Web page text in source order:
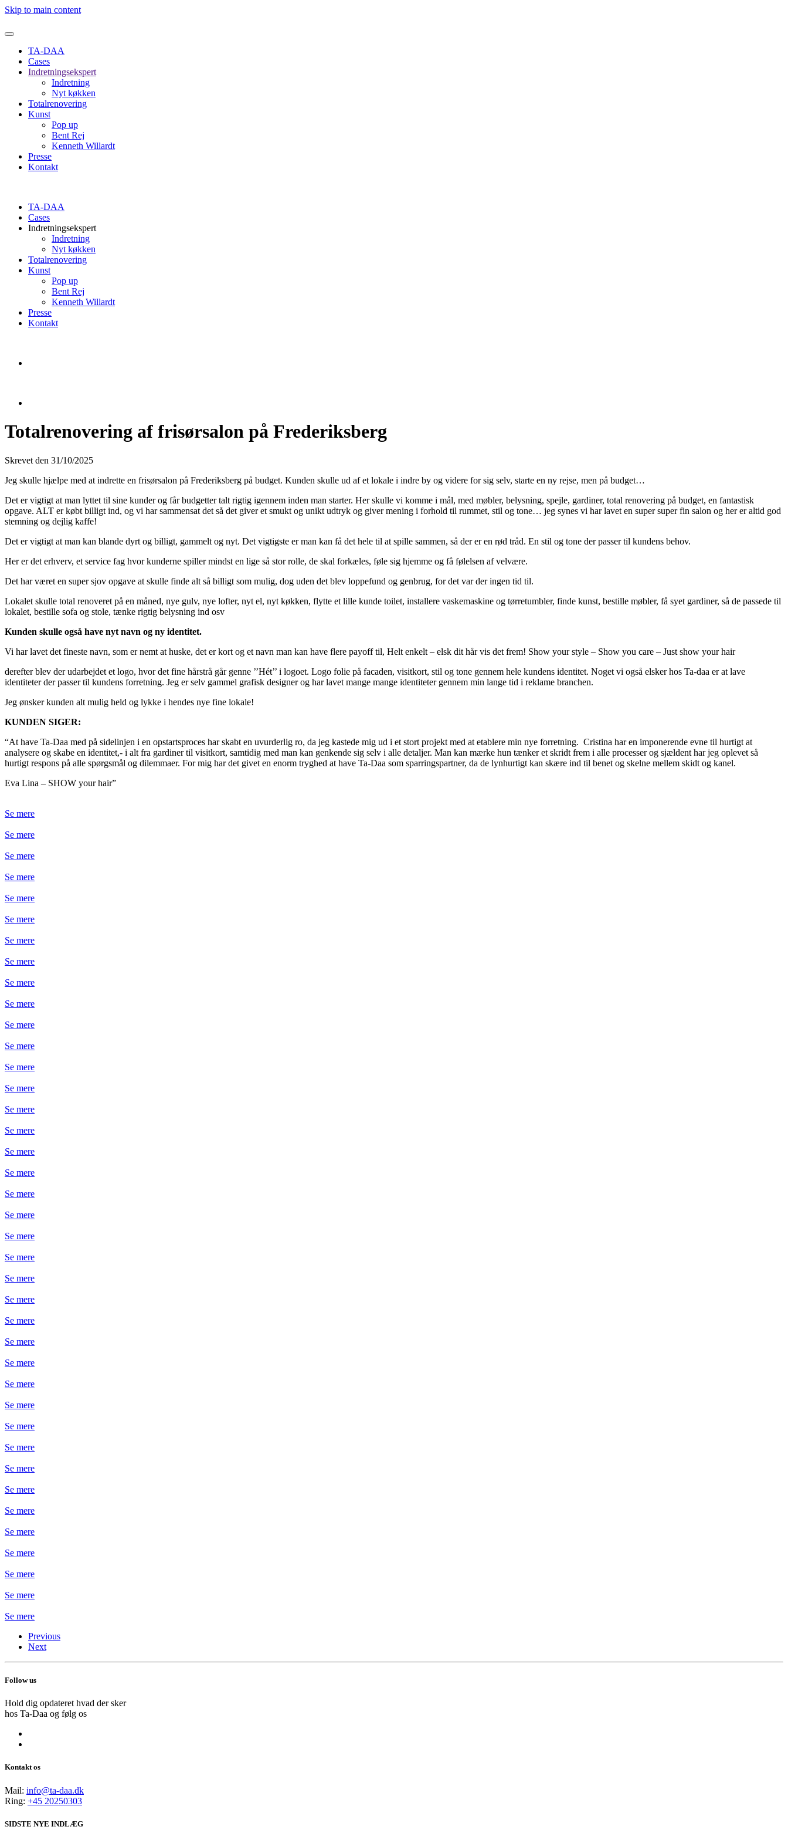
Skip to main content
TA-DAA
Cases
Indretningsekspert
Indretning
Nyt køkken
Totalrenovering
Kunst
Pop up
Bent Rej
Kenneth Willardt
Presse
Kontakt
TA-DAA
Cases
Indretningsekspert
Indretning
Nyt køkken
Totalrenovering
Kunst
Pop up
Bent Rej
Kenneth Willardt
Presse
Kontakt
Totalrenovering af frisørsalon på Frederiksberg
Skrevet den 31/10/2025
Jeg skulle hjælpe med at indrette en frisørsalon på Frederiksberg på budget. Kunden skulle ud af et lokale i indre by og videre for sig selv, starte en ny rejse, men på budget…
Det er vigtigt at man lyttet til sine kunder og får budgetter talt rigtig igennem inden man starter. Her skulle vi komme i mål, med møbler, belysning, spejle, gardiner, total renovering på budget, en fantastisk
opgave. ALT er købt billigt ind, og vi har sammensat det så det giver et smukt og unikt udtryk og giver mening i forhold til rummet, stil og tone… jeg synes vi har lavet en super super fin salon og her er altid god
stemning og dejlig kaffe!
Det er vigtigt at man kan blande dyrt og billigt, gammelt og nyt. Det vigtigste er man kan få det hele til at spille sammen, så der er en rød tråd. En stil og tone der passer til kundens behov.
Her er det erhverv, et service fag hvor kunderne spiller mindst en lige så stor rolle, de skal forkæles, føle sig hjemme og få følelsen af velvære.
Det har været en super sjov opgave at skulle finde alt så billigt som mulig, dog uden det blev loppefund og genbrug, for det var der ingen tid til.
Lokalet skulle total renoveret på en måned, nye gulv, nye lofter, nyt el, nyt køkken, flytte et lille kunde toilet, installere vaskemaskine og tørretumbler, finde kunst, bestille møbler, få syet gardiner, så de passede til
lokalet, bestille sofa og stole, tænke rigtig belysning ind osv
Kunden skulle også have nyt navn og ny identitet.
Vi har lavet det fineste navn, som er nemt at huske, det er kort og et navn man kan have flere payoff til, Helt enkelt – elsk dit hår vis det frem! Show your style – Show you care – Just show your hair
derefter blev der udarbejdet et logo, hvor det fine hårstrå går genne ’’Hét’’ i logoet. Logo folie på facaden, visitkort, stil og tone gennem hele kundens identitet. Noget vi også elsker hos Ta-daa er at lave
identiteter der passer til kundens forretning. Jeg er selv gammel grafisk designer og har lavet mange mange identiteter gennem min lange tid i reklame branchen.
Jeg ønsker kunden alt mulig held og lykke i hendes nye fine lokale!
KUNDEN SIGER:
“At have Ta-Daa med på sidelinjen i en opstartsproces har skabt en uvurderlig ro, da jeg kastede mig ud i et stort projekt med at etablere min nye forretning. Cristina har en imponerende evne til hurtigt at
analysere og skabe en identitet,- i alt fra gardiner til visitkort, samtidig med man kan genkende sig selv i alle detaljer. Man kan mærke hun tænker et skridt frem i alle processer og sjældent har jeg oplevet så
hurtigt respons på alle spørgsmål og dilemmaer. For mig har det givet en enorm tryghed at have Ta-Daa som sparringspartner, da de lynhurtigt kan skære ind til benet og skelne mellem skidt og kanel.
Eva Lina – SHOW your hair”
Se mere
Se mere
Se mere
Se mere
Se mere
Se mere
Se mere
Se mere
Se mere
Se mere
Se mere
Se mere
Se mere
Se mere
Se mere
Se mere
Se mere
Se mere
Se mere
Se mere
Se mere
Se mere
Se mere
Se mere
Se mere
Se mere
Se mere
Se mere
Se mere
Se mere
Se mere
Se mere
Se mere
Se mere
Se mere
Se mere
Se mere
Se mere
Se mere
Previous
Next
Follow us
Hold dig opdateret hvad der sker
hos Ta-Daa og følg os
Kontakt os
Mail: info@ta-daa.dk
Ring: +45 20250303
SIDSTE NYE INDLÆG